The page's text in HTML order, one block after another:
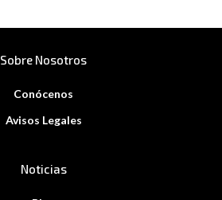
Sobre Nosotros
Conócenos
Avisos Legales
Noticias